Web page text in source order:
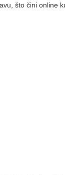
što čini online